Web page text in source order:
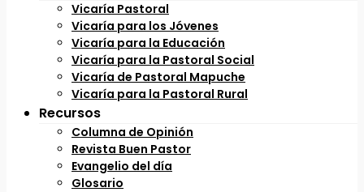
Vicaría Pastoral
Vicaría para los Jóvenes
Vicaría para la Educación
Vicaría para la Pastoral Social
Vicaría de Pastoral Mapuche
Vicaría para la Pastoral Rural
Recursos
Columna de Opinión
Revista Buen Pastor
Evangelio del día
Glosario